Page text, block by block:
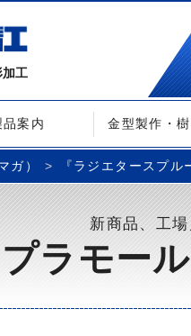
加工
品案内 金型製作・
ガ） 『ラジエタースプ
新商品、工
プラモー